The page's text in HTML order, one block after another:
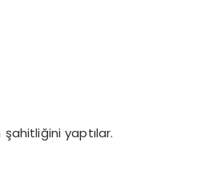
şahitliğini yaptılar.